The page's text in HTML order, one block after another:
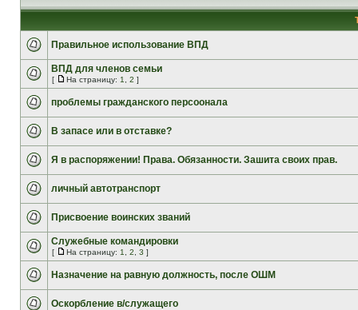
Правильное использование ВПД
ВПД для членов семьи
[ На страницу: 1 2 ]
проблемы гражданского персоонала
В запасе или в отставке?
Я в распоряжении! Права. Обязанности. Зашита своих прав.
личный автотранспорт
Присвоение воинских званий
Служебные командировки
[ На страницу: 1 2 3 ]
Назначение на равную должность, после ОШМ
Оскорбление в/служащего